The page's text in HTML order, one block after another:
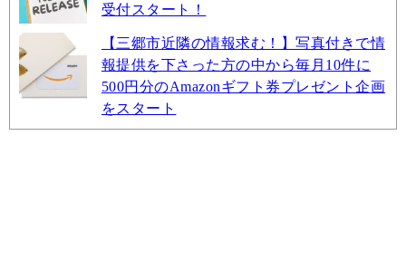
受付スタート！
【三郷市近隣の情報求む！】写真付きで情
報提供を下さった方の中から毎月10件に
500円分のAmazonギフト券プレゼント企画
をスタート